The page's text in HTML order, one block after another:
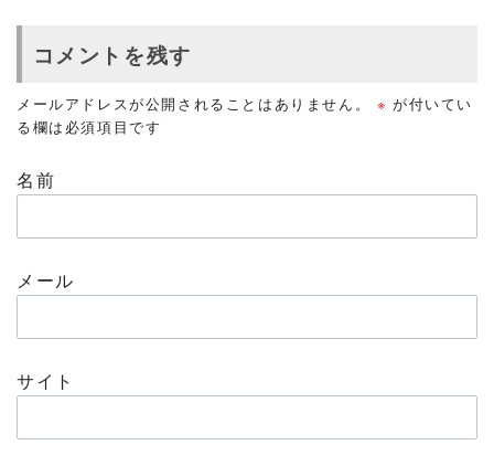
コメントを残す
メールアドレスが公開されることはありません。 ※ が付いてい
る欄は必須項目です
名前
メール
サイト